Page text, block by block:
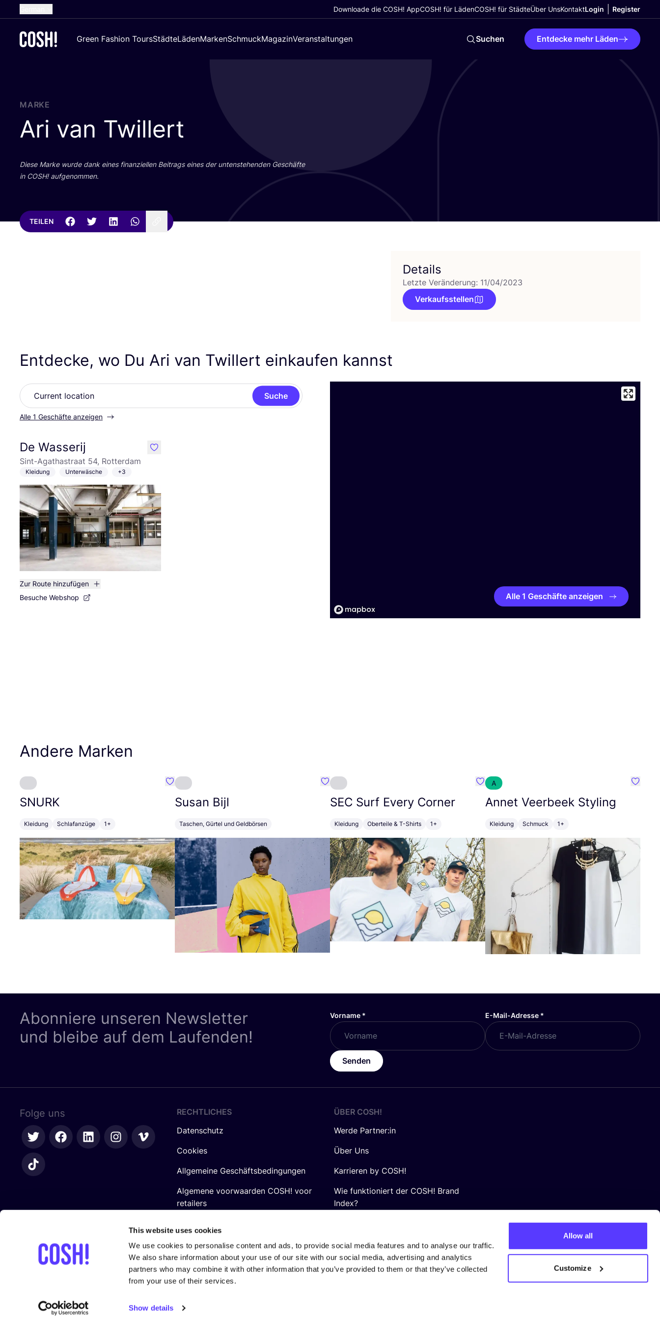
This website uses cookies
We use cookies to personalise content and ads, to provide social media features and to analyse our traffic.
We also share information about your use of our site with our social media, advertising and analytics
partners who may combine it with other information that you’ve provided to them or that they’ve collected
from your use of their services.
Show details
Allow all
Customize
Dutch
Croatian
Downloade die COSH! AppCOSH! für LädenCOSH! für StädteÜber UnsKontaktLogin Register
Green Fashion ToursStädteLädenMarkenSchmuckMagazinVeranstaltungen Suchen Entdecke mehr Läden
MARKE
Ari van Twillert
Die­se Mar­ke wur­de dank eines finan­zi­el­len Bei­trags eines der unten­ste­hen­den Geschäf­te
in COSH! aufgenommen.
TEILEN
Details
Letzte Veränderung: 11/04/2023
Verkaufsstellen
Entdecke, wo Du Ari van Twillert einkaufen kannst
Suche
Alle 1 Geschäfte anzeigen
De Wasserij
Sint-Agathastraat 54, Rotterdam
Kleidung Unterwäsche +3
Zur Route hinzufügen
Besuche Webshop
like
Alle 1 Geschäfte anzeigen
Andere Marken
SNURK
Kleidung Schlafanzüge 1+
Favorit SNURK
Susan Bijl
Taschen, Gürtel und Geldbörsen
Favorit Susan Bijl
SEC Surf Every Corner
Kleidung Oberteile & T-Shirts 1+
Favorit SEC Surf Every Corner
A
Annet Veerbeek Styling
Kleidung Schmuck 1+
Favorit
Abonniere unseren Newsletter
und bleibe auf dem Laufenden!
Vorname * E-Mail-Adresse *
Senden
Folge uns
RECHTLICHES
Datenschutz
Cookies
Allgemeine Geschäftsbedingungen
Algemene voorwaarden COSH! voor
retailers
ÜBER COSH!
Werde Partner:in
Über Uns
Karrieren by COSH!
Wie funktioniert der COSH! Brand
Index?